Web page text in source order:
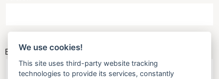
E-Mail zur Kontaktaufnahme
We use cookies!
This site uses third-party website tracking
technologies to provide its services, constantly